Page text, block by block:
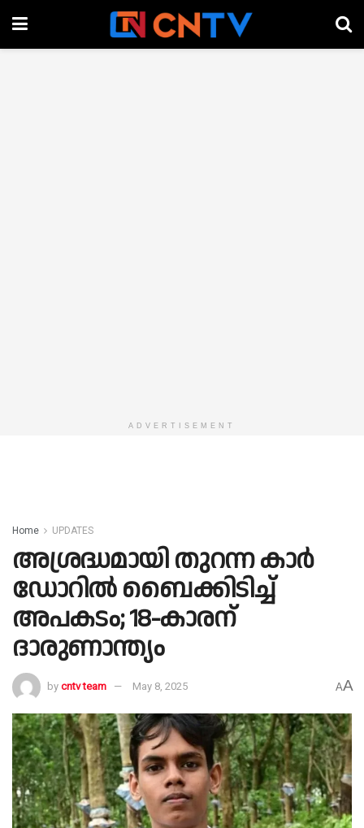
ADVERTISEMENT
Home UPDATES
അശ്രദ്ധമായി തുറന്ന കാർ
ഡോറിൽ ബൈക്കിടിച്ച്
അപകടം; 18-കാരന്
ദാരുണാന്ത്യം
by cntv team May 8, 2025 AA